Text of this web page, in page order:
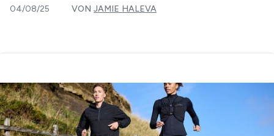
04/08/25 VON JAMIE HALEVA